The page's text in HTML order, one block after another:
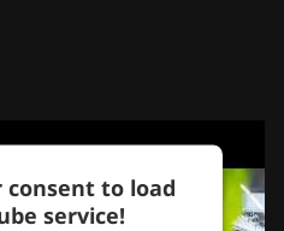
consent to load
service!